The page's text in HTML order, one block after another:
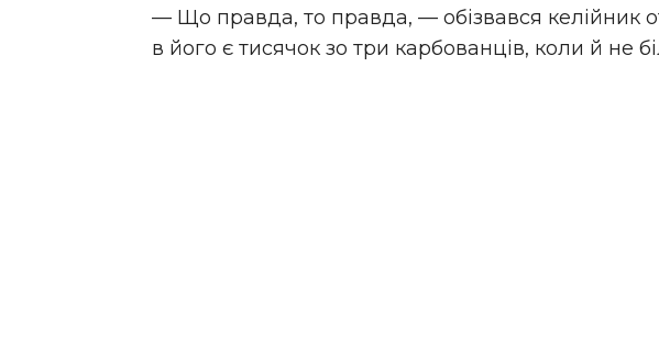
— Що правда, то правда, — обізвався келійник
в його є тисячок зо три карбованців, коли й не